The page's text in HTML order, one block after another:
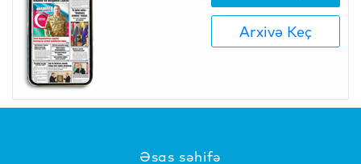
Arxivə Keç
Əsas səhifə